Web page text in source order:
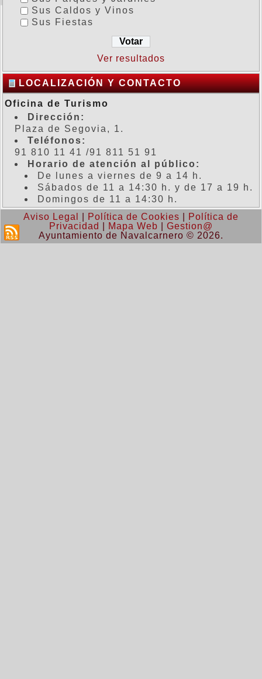
Sus Caldos y Vinos
Sus Fiestas
Ver resultados
LOCALIZACIÓN Y CONTACTO
Oficina de Turismo
Dirección:
Plaza de Segovia, 1.
Teléfonos:
91 810 11 41 /91 811 51 91
Horario de atención al público:
De lunes a viernes de 9 a 14 h.
Sábados de 11 a 14:30 h. y de 17 a 19 h.
Domingos de 11 a 14:30 h.
Aviso Legal
Política de Cookies
Política de
Privacidad
Mapa Web
Gestion@
Ayuntamiento de Navalcarnero © 2026.